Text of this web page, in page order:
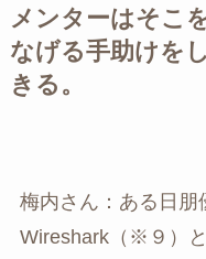
メンターはそこ
なげる手助けを
きる。
梅内さん：ある日朋
Wireshark（※９）